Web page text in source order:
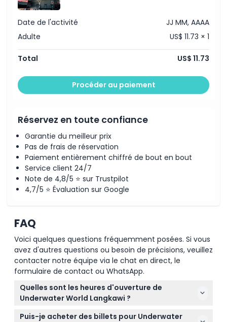
Date de l'activité
JJ MM, AAAA
Adulte
US$ 11.73 × 1
Total US$ 11.73
Procéder au paiement
Réservez en toute confiance
Garantie du meilleur prix
Pas de frais de réservation
Paiement entièrement chiffré de bout en bout
Service client 24/7
Note de 4,8/5 ⭐ sur Trustpilot
4,7/5 ⭐ Évaluation sur Google
FAQ
Voici quelques questions fréquemment posées. Si vous
avez d'autres questions ou besoin de précisions, veuillez
contacter notre équipe via le chat en direct, le
formulaire de contact ou WhatsApp.
Quelles sont les heures d'ouverture de
Underwater World Langkawi ?
Underwater World Langkawi est ouvert tous les jours
Puis-je acheter des billets pour Underwater